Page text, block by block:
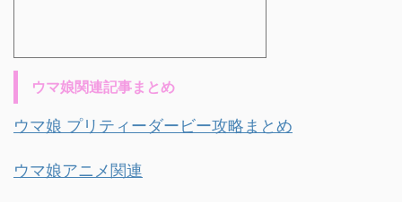
ウマ娘関連記事まとめ
ウマ娘 プリティーダービー攻略まとめ
ウマ娘アニメ関連